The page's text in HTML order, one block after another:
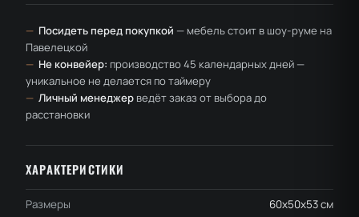
— Посидеть перед покупкой — мебель стоит в шоу-руме на
Павелецкой
— Не конвейер: производство 45 календарных дней —
уникальное не делается по таймеру
— Личный менеджер ведёт заказ от выбора до
расстановки
ХАРАКТЕРИСТИКИ
Размеры 60x50x53 см